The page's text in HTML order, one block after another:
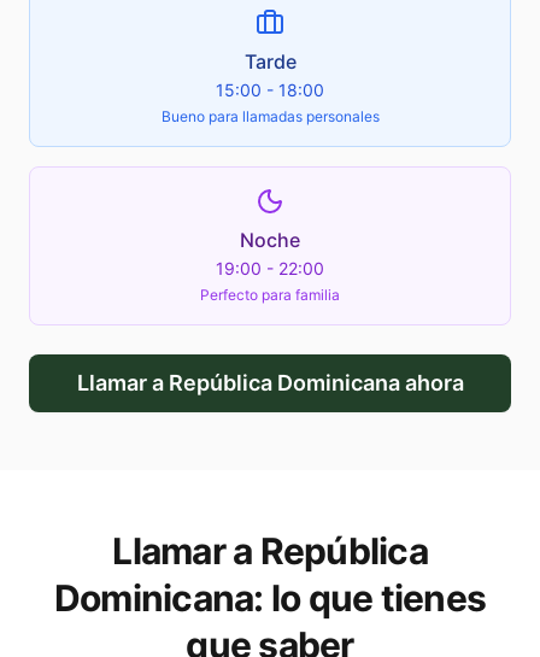
Tarde
15:00 - 18:00
Bueno para llamadas personales
Noche
19:00 - 22:00
Perfecto para familia
Llamar a República Dominicanaahora
Llamar a República
Dominicana: lo que tienes
que saber